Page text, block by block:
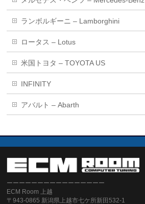
ランボルギーニ – Lamborghini
ロータス – Lotus
米国トヨタ – TOYOTA US
INFINITY
アバルト – Abarth
ーーーーーーーーーーーーーーーー
ECM Room 上越
〒943-0865 新潟県上越市七ケ所新田532-1